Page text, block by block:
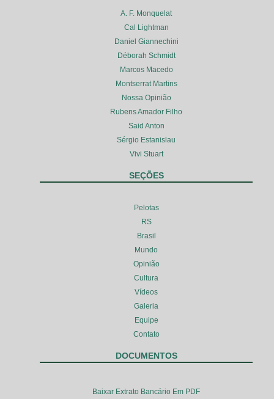
A. F. Monquelat
Cal Lightman
Daniel Giannechini
Déborah Schmidt
Marcos Macedo
Montserrat Martins
Nossa Opinião
Rubens Amador Filho
Said Anton
Sérgio Estanislau
Vivi Stuart
SEÇÕES
Pelotas
RS
Brasil
Mundo
Opinião
Cultura
Vídeos
Galeria
Equipe
Contato
DOCUMENTOS
Baixar Extrato Bancário Em PDF